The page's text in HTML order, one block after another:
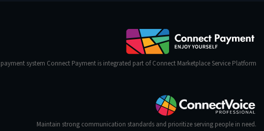
system Connect Payment is integrated part of Connect Marketplace Service Platform
Maintain strong communication standards and prioritize serving people in need.